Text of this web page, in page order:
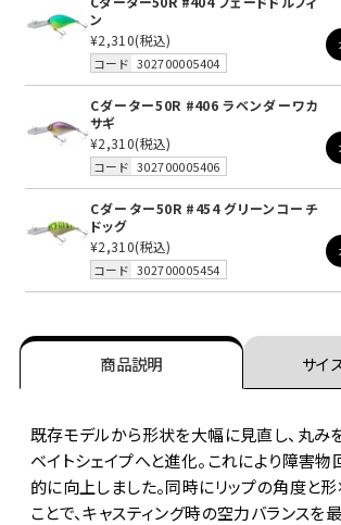
ン
¥2,310(税込)
コード 302700005404
Cダーター50R #406 ラベンダーワカ
サギ
¥2,310(税込)
コード 302700005406
Cダーター50R #454 グリーンコーチ
ドッグ
¥2,310(税込)
コード 302700005454
商品説明 サイ
既存モデルから形状を大幅に見直し、丸み
ベイトシェイプへと進化。これにより障害
的に向上しました。同時にリップの角度と
ことで、キャスティング時の空力バランスを